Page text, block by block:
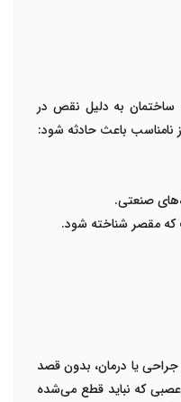
ساختمان به دلیل نقص در
نامناسب باعث حادثه شود:
صنعتی.
که مقصر شناخته شود.
یا درمان، بدون قصد
که نباید قطع می‌شده